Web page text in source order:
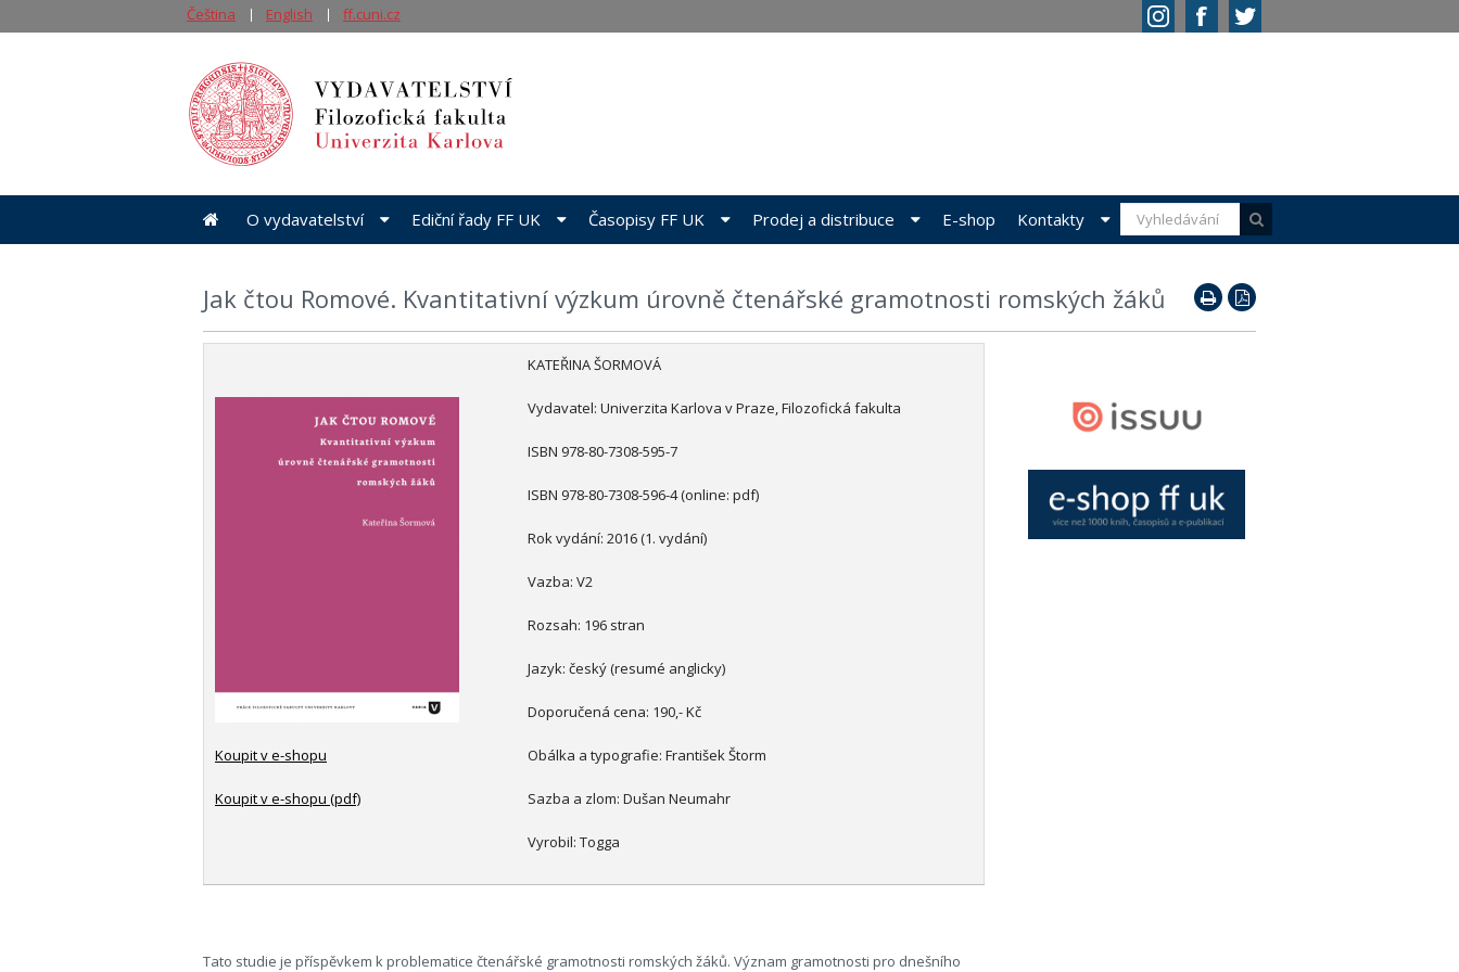
Jak čtou Romové. Kvantitativní výzkum úrovně čtenářské gramotnosti romských žáků
Koupit v e-shopu
Koupit v e-shopu (pdf)
KATEŘINA ŠORMOVÁ
Vydavatel: Univerzita Karlova v Praze, Filozofická fakulta
ISBN 978-80-7308-595-7
ISBN 978-80-7308-596-4 (online: pdf)
Rok vydání: 2016 (1. vydání)
Vazba: V2
Rozsah: 196 stran
Jazyk: český (resumé anglicky)
Doporučená cena: 190,- Kč
Obálka a typografie: František Štorm
Sazba a zlom: Dušan Neumahr
Vyrobil: Togga
Tato studie je příspěvkem k problematice čtenářské gramotnosti romských žáků. Význam gramotnosti pro dnešního
O vydavatelství Ediční řady FF UK Časopisy FF UK Prodej a distribuce E-shop Kontakty
Čeština English ff.cuni.cz